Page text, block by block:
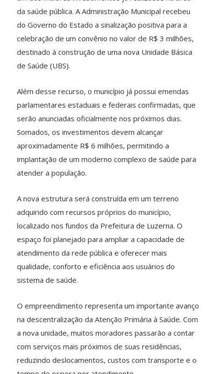
da saúde pública. A Administração Municipal recebeu
do Governo do Estado a sinalização positiva para a
celebração de um convênio no valor de R$ 3 milhões,
destinado à construção de uma nova Unidade Básica
de Saúde (UBS).
Além desse recurso, o município já possui emendas
parlamentares estaduais e federais confirmadas, que
serão anunciadas oficialmente nos próximos dias.
Somados, os investimentos devem alcançar
aproximadamente R$ 6 milhões, permitindo a
implantação de um moderno complexo de saúde para
atender a população.
A nova estrutura será construída em um terreno
adquirido com recursos próprios do município,
localizado nos fundos da Prefeitura de Luzerna. O
espaço foi planejado para ampliar a capacidade de
atendimento da rede pública e oferecer mais
qualidade, conforto e eficiência aos usuários do
sistema de saúde.
O empreendimento representa um importante avanço
na descentralização da Atenção Primária à Saúde. Com
a nova unidade, muitos moradores passarão a contar
com serviços mais próximos de suas residências,
reduzindo deslocamentos, custos com transporte e o